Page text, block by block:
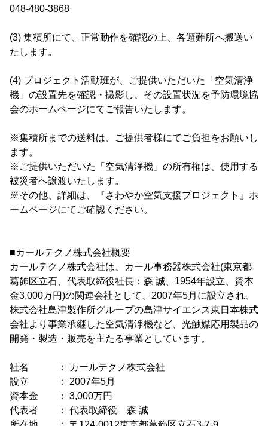
048-480-3868
(3) 集積所にて、正常動作を確認の上、各避難所へ搬送い
たします。
(4) プロジェクト活動班が、ご提供いただいた「空気清浄
機」の設置先を確認・撮影し、その設置状況を予防環境協
会のホームページにてご報告いたします。
※集積所までの送料は、ご提供者様にてご負担をお願いし
ます。
※ご提供いただいた「空気清浄機」の所有権は、使用する
被災者へ譲渡いたします。
※その他、詳細は、『さわやか空気支援プロジェクト』ホ
ームページにてご確認ください。
■カールテクノ株式会社概要
カールテクノ株式会社は、カール事務器株式会社(東京都
葛飾区立石、代表取締役社長：森 誠、1954年設立、資本
金3,000万円)の関連会社として、2007年5月に設立され、
株式会社島津製作所グループの島津サイエンス東日本株式
会社より事業承継した空気清浄機など、光触媒応用製品の
開発・製造・販売を主たる事業としています。
社名 ： カールテクノ株式会社
設立 ： 2007年5月
資本金 ： 3,000万円
代表者 ： 代表取締役 森 誠